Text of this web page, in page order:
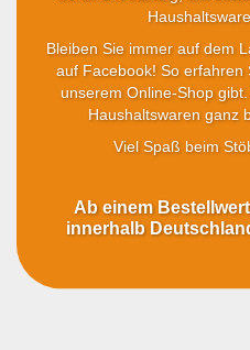
Bleiben Sie immer auf dem
auf Facebook! So erfahren
unserem Online-Shop
Haushaltswaren ganz
Viel Spaß beim
Ab einem
innerhalb